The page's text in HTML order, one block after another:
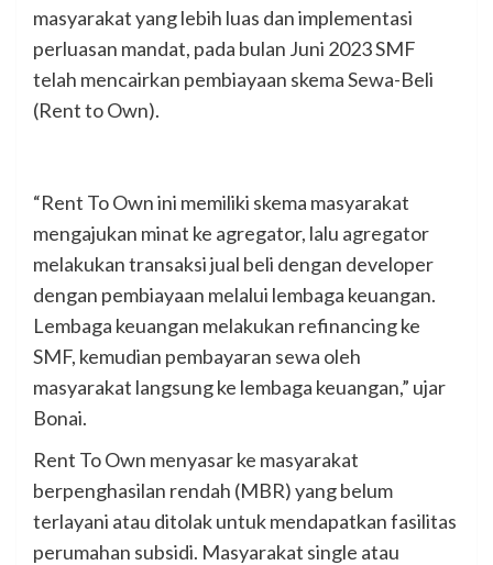
masyarakat yang lebih luas dan implementasi
perluasan mandat, pada bulan Juni 2023 SMF
telah mencairkan pembiayaan skema Sewa-Beli
(Rent to Own).
“Rent To Own ini memiliki skema masyarakat
mengajukan minat ke agregator, lalu agregator
melakukan transaksi jual beli dengan developer
dengan pembiayaan melalui lembaga keuangan.
Lembaga keuangan melakukan refinancingke
SMF, kemudian pembayaran sewa oleh
masyarakat langsung ke lembaga keuangan,” ujar
Bonai.
Rent To Own menyasar ke masyarakat
berpenghasilan rendah (MBR) yang belum
terlayani atau ditolak untuk mendapatkan fasilitas
perumahan subsidi. Masyarakat single atau